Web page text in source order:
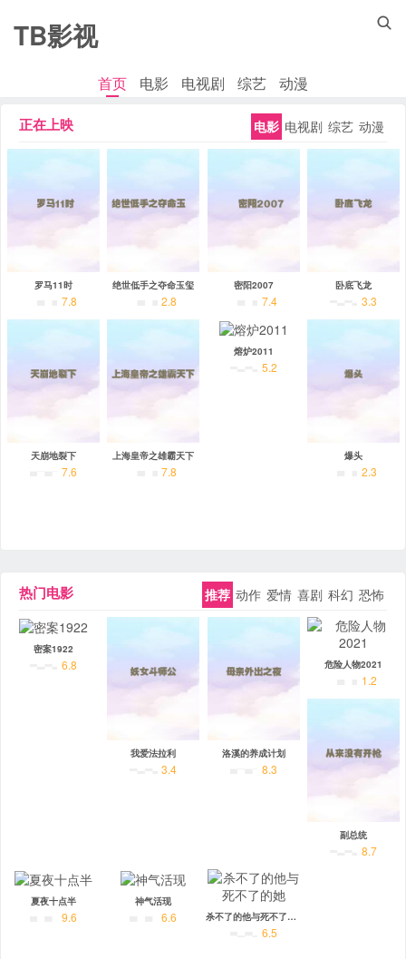
TB影视 
首页 电影 电视剧 综艺 动漫
正在上映 电影 电视剧 综艺 动漫
罗马11时
7.8
绝世低手之夺命玉玺
2.8
密阳2007
7.4
卧底飞龙
3.3
天崩地裂下
7.6
上海皇帝之雄霸天下
7.8
熔炉2011
5.2
爆头
2.3
热门电影 推荐 动作 爱情 喜剧 科幻 恐怖
密案1922
6.8
我爱法拉利
3.4
洛溪的养成计划
8.3
危险人物2021
1.2
副总统
8.7
夏夜十点半
9.6
神气活现
6.6 杀不了的他与死不了的她
6.5